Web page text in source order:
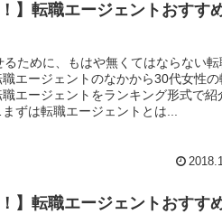
】転職エージェントおすす
ために、もはや無くてはならない転
エージェントのなかから30代女性の
エージェントをランキング形式で紹
ずは転職エージェントとは...
】転職エージェントおすす